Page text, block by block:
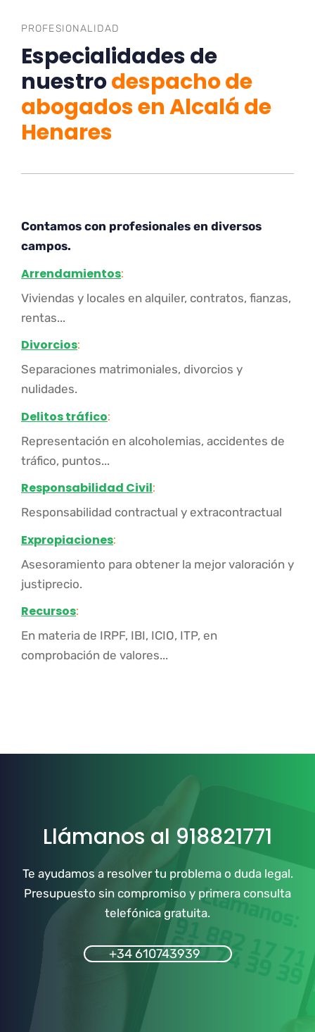
PROFESIONALIDAD
Especialidades de
nuestrodespacho de
abogados en Alcalá de
Henares
Contamos con profesionales en diversos
campos.
Arrendamientos:
Viviendas y locales en alquiler, contratos, fianzas,
rentas...
Divorcios:
Separaciones matrimoniales, divorcios y
nulidades.
Delitos tráfico:
Representación en alcoholemias, accidentes de
tráfico, puntos...
Responsabilidad Civil:
Responsabilidad contractual y extracontractual
Expropiaciones:
Asesoramiento para obtener la mejor valoración y
justiprecio.
Recursos:
En materia de IRPF, IBI, ICIO, ITP, en
comprobación de valores...
Llámanos al 918821771
Te ayudamos a resolver tu problema o duda legal.
Presupuesto sin compromiso y primera consulta
telefónica gratuita.
+34 610743939